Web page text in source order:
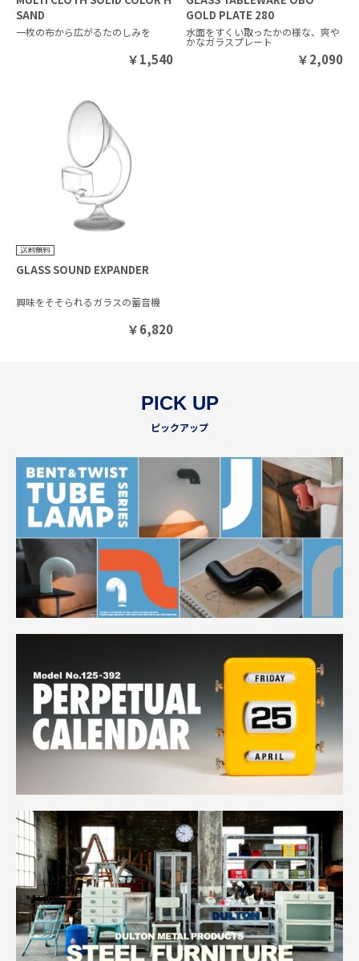
SAND
一枚の布から広がるたのしみを
￥1,540
GOLD PLATE 280
水面をすくい取ったかの様な、爽
かなガラスプレート
￥2,090
GLASS SOUND EXPANDER
興味をそそられるガラスの蓄音機
￥6,820
PICK UP
ピックアップ